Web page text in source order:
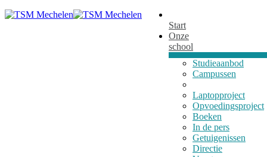
Start
Onze
school
Studieaanbod
Campussen
Laptopproject
Opvoedingsproject
Boeken
In de pers
Getuigenissen
Directie